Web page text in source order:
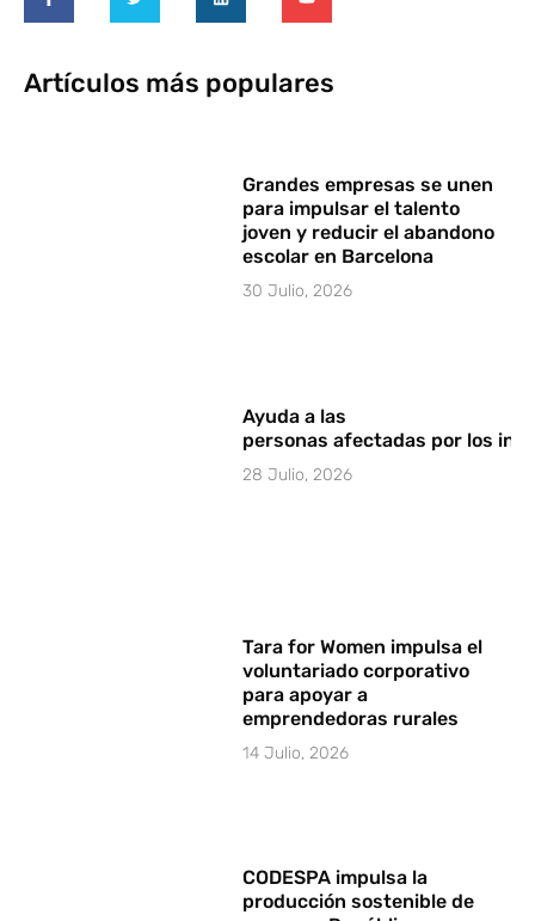
Artículos más populares
Grandes empresas se unen
para impulsar el talento
joven y reducir el abandono
escolar en Barcelona
30 Julio, 2026
Ayuda a las
personas afectadas por los
28 Julio, 2026
Tara for Women impulsa el
voluntariado corporativo
para apoyar a
emprendedoras rurales
14 Julio, 2026
CODESPA impulsa la
producción sostenible de